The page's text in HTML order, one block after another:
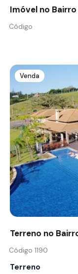
Imóvel no
Código
Venda
Terreno no
Código 1190
Terreno